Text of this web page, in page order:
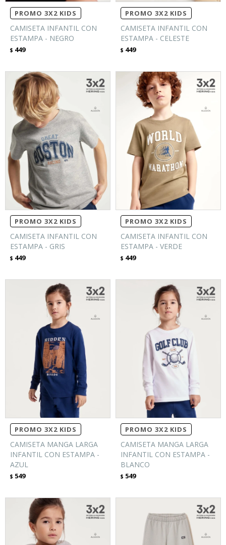
PROMO 3X2 KIDS
CAMISETA INFANTIL CON
ESTAMPA - NEGRO
$ 449
PROMO 3X2 KIDS
CAMISETA INFANTIL CON
ESTAMPA - CELESTE
$ 449
PROMO 3X2 KIDS
CAMISETA INFANTIL CON
ESTAMPA - GRIS
$ 449
PROMO 3X2 KIDS
CAMISETA INFANTIL CON
ESTAMPA - VERDE
$ 449
PROMO 3X2 KIDS
CAMISETA MANGA LARGA
INFANTIL CON ESTAMPA -
AZUL
$ 549
PROMO 3X2 KIDS
CAMISETA MANGA LARGA
INFANTIL CON ESTAMPA -
BLANCO
$ 549